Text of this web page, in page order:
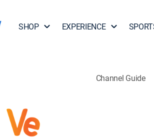
SHOP EXPERIENCE
Channel Guide